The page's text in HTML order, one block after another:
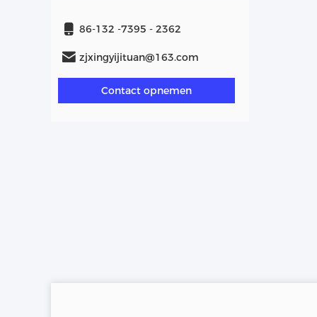
86-132 -7395 - 2362
zjxingyijituan@163.com
Contact opnemen